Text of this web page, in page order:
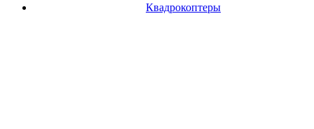
Квадрокоптеры